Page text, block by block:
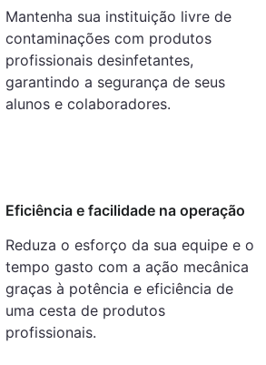
Mantenha sua instituição livre de
contaminações com produtos
profissionais desinfetantes,
garantindo a segurança de seus
alunos e colaboradores.
Eficiência e facilidade na operação
Reduza o esforço da sua equipe e o
tempo gasto com a ação mecânica
graças à potência e eficiência de
uma cesta de produtos
profissionais.